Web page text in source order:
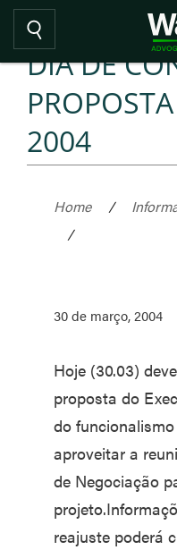
DIA DE
2004
Home /
/
30 de março, 2004
Hoje (30.03)
proposta do
do
aproveitar a
de Negociação
reajuste poderá